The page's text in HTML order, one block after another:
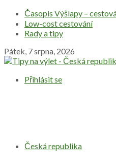
Časopis Výšlapy –
Low-cost cestování
Rady a tipy
Pátek, 7 srpna, 2026
Přihlásit se
Česká republika